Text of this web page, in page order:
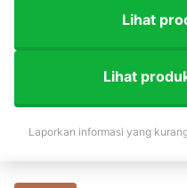
Lihat
Lihat
Laporkan informasi yang